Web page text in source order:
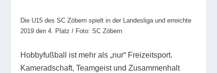
Die U15 des SC Zöbern spielt in der Landesliga und erreichte
2019 den 4. Platz / Foto: SC Zöbern
Hobbyfußball ist mehr als „nur“ Freizeitsport.
Kameradschaft, Teamgeist und Zusammenhalt